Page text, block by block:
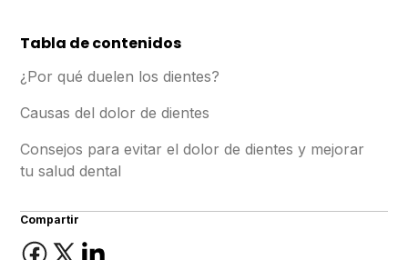
Tabla de contenidos
¿Por qué duelen los dientes?
Causas del dolor de dientes
Consejos para evitar el dolor de dientes y mejorar
tu salud dental
Compartir